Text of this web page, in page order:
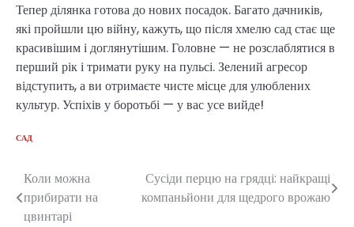
Тепер ділянка готова до нових посадок. Багато дачників,
які пройшли цю війну, кажуть, що після хмелю сад стає ще
красивішим і доглянутішим. Головне — не розслаблятися в
перший рік і тримати руку на пульсі. Зелений агресор
відступить, а ви отримаєте чисте місце для улюблених
культур. Успіхів у боротьбі — у вас усе вийде!
САД
Post
navigation
Коли можна
прибирати на
цвинтарі
Сусіди перцю на грядці: найкращі
компаньйони для щедрого врожаю